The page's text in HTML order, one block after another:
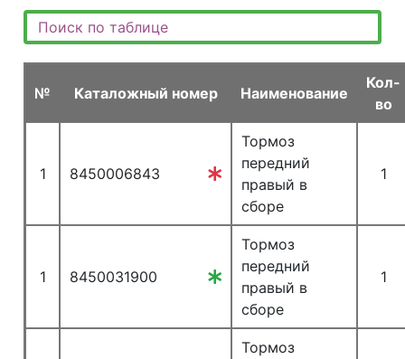
№ Каталожный номер Наименование
Кол-
во
1 8450006843
Тормоз
передний
правый в
сборе
1
1 8450031900
Тормоз
передний
правый в
сборе
1
Тормоз